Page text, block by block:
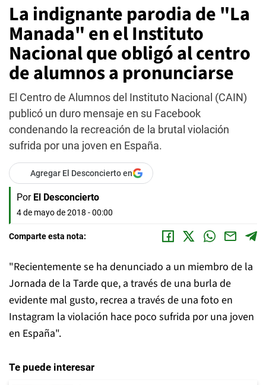
La indignante parodia de "La
Manada" en el Instituto
Nacional que obligó al centro
de alumnos a pronunciarse
El Centro de Alumnos del Instituto Nacional (CAIN)
publicó un duro mensaje en su Facebook
condenando la recreación de la brutal violación
sufrida por una joven en España.
Agregar El Desconcierto en
Por El Desconcierto
4 de mayo de 2018 - 00:00
Comparte esta nota:
"Recientemente se ha denunciado a un miembro de la
Jornada de la Tarde que, a través de una burla de
evidente mal gusto, recrea a través de una foto en
Instagram la violación hace poco sufrida por una joven
en España".
Te puede interesar